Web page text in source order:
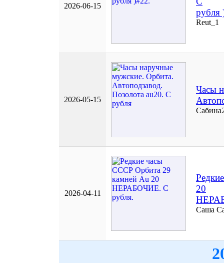
2026-06-15
рубля
Reut_1
2026-05-15
Часы
2026-04-11
20
Саша